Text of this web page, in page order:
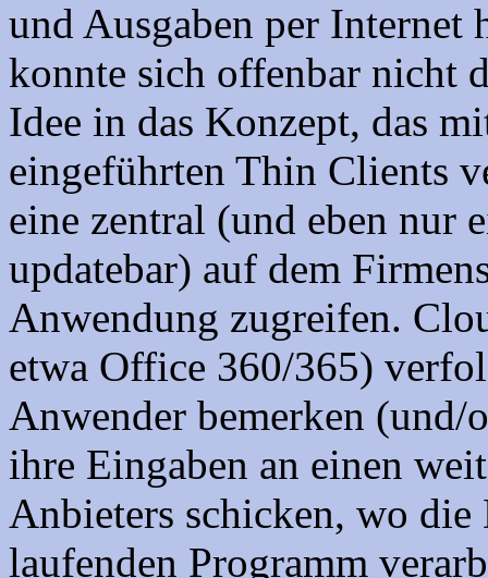
und Ausgaben per Internet
konnte sich offenbar nicht
Idee in das Konzept, das
eingeführten Thin Clients
eine zentral (und eben nur
updatebar) auf dem
Anwendung zugreifen.
etwa Office 360/365)
Anwender bemerken (und/
ihre Eingaben an einen
Anbieters schicken, wo
laufenden Programm